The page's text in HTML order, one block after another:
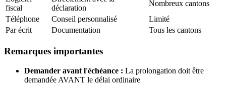
fiscal
déclaration
Nombreux cantons
Téléphone
Conseil personnalisé
Limité
Par écrit
Documentation Tous les cantons
Remarques importantes
Demander avant l'échéance : La prolongation doit être
demandée AVANT le délai ordinaire